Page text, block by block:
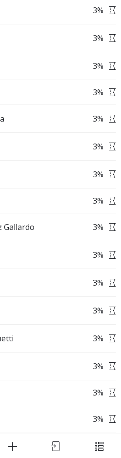
3%
3%
3%
3%
3%
3%
3%
3%
Gallardo 3%
3%
3%
3%
3%
3%
3%
3%
3%
Achieved App?
improvement social
set goals and
Download App